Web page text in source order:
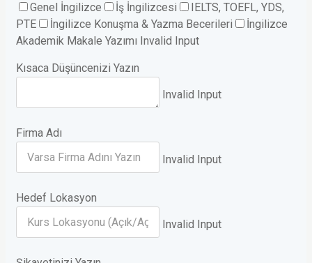
Genel İngilizce
İş İngilizcesi
IELTS, TOEFL, YDS,
PTE
İngilizce Konuşma & Yazma Becerileri
İngilizce
Akademik Makale Yazımı Invalid Input
Kısaca Düşüncenizi Yazın
Invalid Input
Firma Adı
Invalid Input
Hedef Lokasyon
Invalid Input